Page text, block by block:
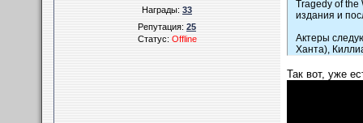
Награды:33
Репутация:25
Статус:Offline
Tragedy of
издания и
Актеры
Ханта),
копилке
Мне кажется,
Так вот, уже